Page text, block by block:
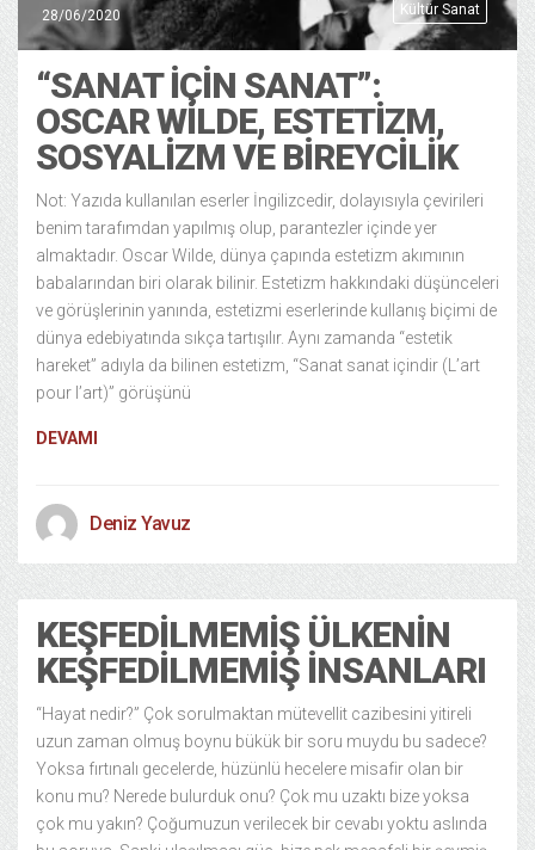
Kültür Sanat
28/06/2020
“SANAT İÇIN SANAT”:
OSCAR WILDE, ESTETIZM,
SOSYALIZM VE BIREYCILIK
Not: Yazıda kullanılan eserler İngilizcedir, dolayısıyla çevirileri
benim tarafımdan yapılmış olup, parantezler içinde yer
almaktadır. Oscar Wilde, dünya çapında estetizm akımının
babalarından biri olarak bilinir. Estetizm hakkındaki düşünceleri
ve görüşlerinin yanında, estetizmi eserlerinde kullanış biçimi de
dünya edebiyatında sıkça tartışılır. Aynı zamanda “estetik
hareket” adıyla da bilinen estetizm, “Sanat sanat içindir (L’art
pour l’art)” görüşünü
DEVAMI
Deniz Yavuz
KEŞFEDILMEMIŞ ÜLKENIN
KEŞFEDILMEMIŞ İNSANLARI
“Hayat nedir?” Çok sorulmaktan mütevellit cazibesini yitireli
uzun zaman olmuş boynu bükük bir soru muydu bu sadece?
Yoksa fırtınalı gecelerde, hüzünlü hecelere misafir olan bir
konu mu? Nerede bulurduk onu? Çok mu uzaktı bize yoksa
çok mu yakın? Çoğumuzun verilecek bir cevabı yoktu aslında